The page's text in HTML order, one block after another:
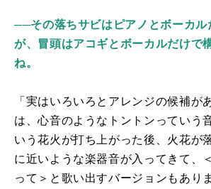
──その落ちサビはピアノとボーカル
が、冒頭はアコギとボーカルだけで
ね。
「実はいろいろとアレンジの候補が
は、心音のようなトントンっていう
いう花火が打ち上がった後、火花が
に近いような楽器音が入ってきて、
って＞と歌い出すバージョンもあり